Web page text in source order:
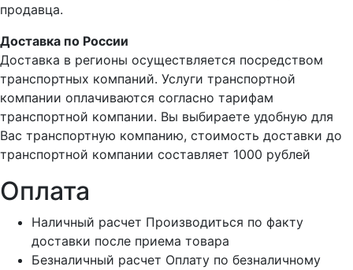
продавца.
Доставка по России
Доставка в регионы осуществляется посредством
транспортных компаний. Услуги транспортной
компании оплачиваются согласно тарифам
транспортной компании. Вы выбираете удобную для
Вас транспортную компанию, стоимость доставки до
транспортной компании составляет 1000 рублей
Оплата
Наличный расчет Производиться по факту
доставки после приема товара
Безналичный расчет Оплату по безналичному